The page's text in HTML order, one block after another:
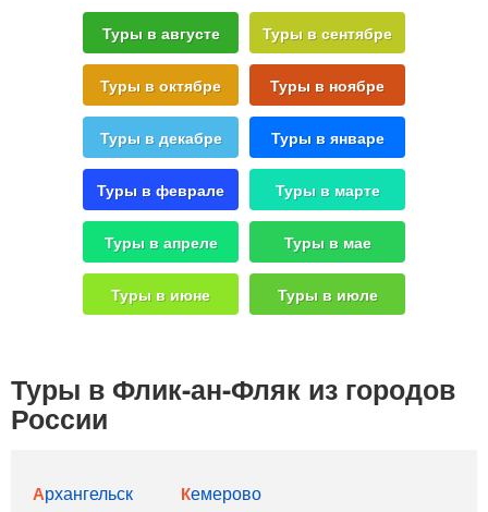
Туры в августе Туры в сентябре
Туры в октябре Туры в ноябре
Туры в декабре Туры в январе
Туры в феврале Туры в марте
Туры в апреле Туры в мае
Туры в июне Туры в июле
Туры в Флик-ан-Фляк из городов
России
Архангельск
Кемерово